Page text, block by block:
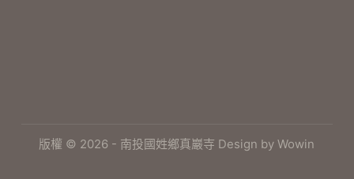
版權 © 2026 - 南投國姓鄉真巖寺 Design byWowin